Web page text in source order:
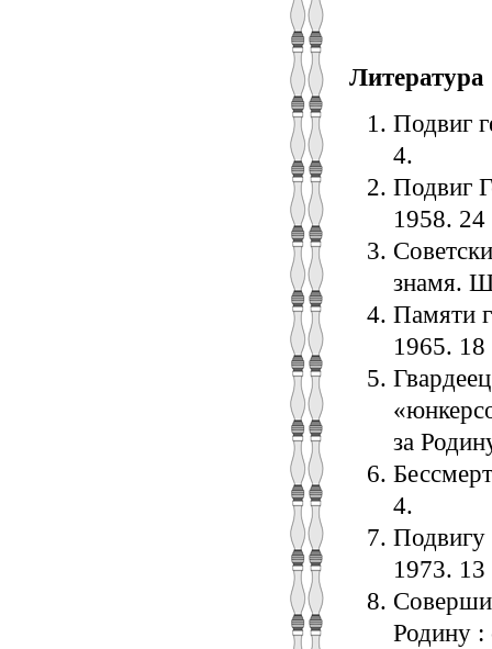
Литература
Подвиг
4.
Подвиг
1958.
знамя.
Памяти
1965.
за
4.
Подвигу
1973.
Родину :